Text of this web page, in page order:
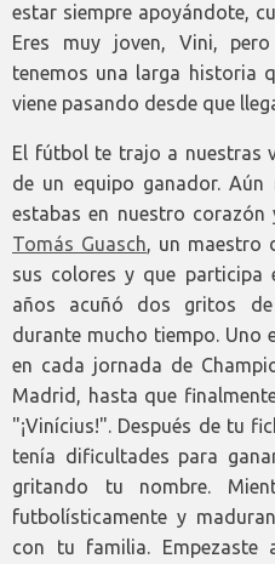
estar siempre apoyándote,
Eres muy joven, Vini,
tenemos una larga historia
viene pasando desde que
El fútbol te trajo a nuestras
de un equipo ganador.
estabas en nuestro corazón
Tomás Guasch, un maestro
sus colores y que participa
años acuñó dos gritos
durante mucho tiempo. Uno
en cada jornada de
Madrid, hasta que
"¡Vinícius!". Después de tu
tenía dificultades para
gritando tu nombre.
futbolísticamente y
con tu familia.